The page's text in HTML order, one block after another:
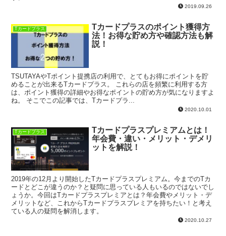
2019.09.26
Tカードプラス
Tカードプラスのポイント獲得方
法！お得な貯め方や確認方法も解
説！
TSUTAYAやTポイント提携店の利用で、とてもお得にポイントを貯
めることが出来るTカードプラス。 これらの店を頻繁に利用する方
は、ポイント獲得の詳細やお得なポイントの貯め方が気になりますよ
ね。 そこでこの記事では、Tカードプラ...
2020.10.01
Tカードプラス
Tカードプラスプレミアムとは！
年会費・違い・メリット・デメリ
ットを解説！
2019年の12月より開始したTカードプラスプレミアム。今までのTカ
ードとどこが違うのか？と疑問に思っている人もいるのではないでし
ょうか。今回はTカードプラスプレミアとは？年会費やメリット・デ
メリットなど、これからTカードプラスプレミアを持ちたい！と考え
ている人の疑問を解消します。
2020.10.27